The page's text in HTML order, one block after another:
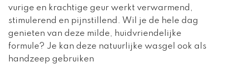
vurige en krachtige geur werkt verwarmend,
stimulerend en pijnstillend. Wil je de hele dag
genieten van deze milde, huidvriendelijke
formule? Je kan deze natuurlijke wasgel ook als
handzeep gebruiken